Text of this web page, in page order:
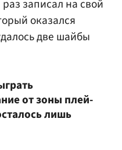
записал на свой
оказался
две шайбы
от зоны плей-
лишь